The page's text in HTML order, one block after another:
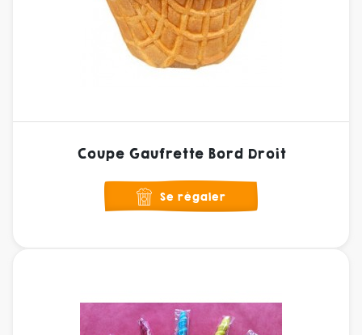
Coupe Gaufrette Bord Droit
Se régaler